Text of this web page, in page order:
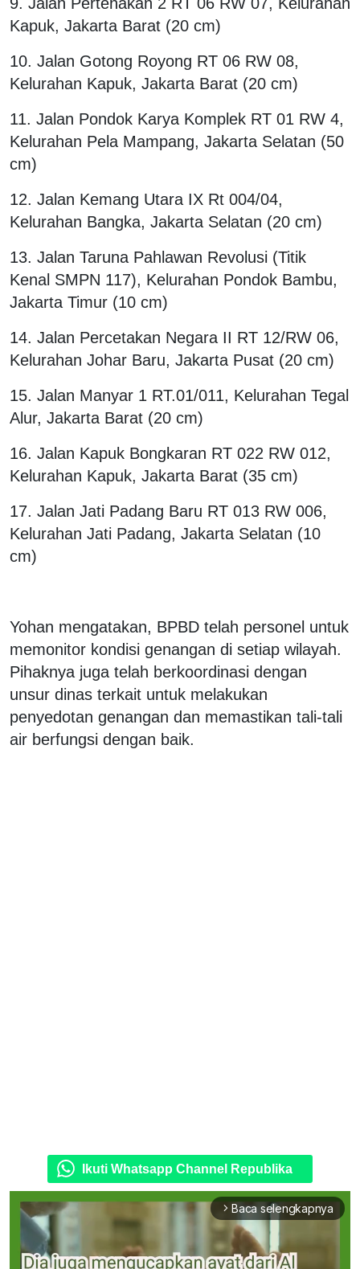
Kapuk, Jakarta Barat (20 cm)
10. Jalan Gotong Royong RT 06 RW 08,
Kelurahan Kapuk, Jakarta Barat (20 cm)
11. Jalan Pondok Karya Komplek RT 01 RW 4,
Kelurahan Pela Mampang, Jakarta Selatan (50
cm)
12. Jalan Kemang Utara IX Rt 004/04,
Kelurahan Bangka, Jakarta Selatan (20 cm)
13. Jalan Taruna Pahlawan Revolusi (Titik
Kenal SMPN 117), Kelurahan Pondok Bambu,
Jakarta Timur (10 cm)
14. Jalan Percetakan Negara II RT 12/RW 06,
Kelurahan Johar Baru, Jakarta Pusat (20 cm)
15. Jalan Manyar 1 RT.01/011, Kelurahan Tegal
Alur, Jakarta Barat (20 cm)
16. Jalan Kapuk Bongkaran RT 022 RW 012,
Kelurahan Kapuk, Jakarta Barat (35 cm)
17. Jalan Jati Padang Baru RT 013 RW 006,
Kelurahan Jati Padang, Jakarta Selatan (10
cm)
Yohan mengatakan, BPBD telah personel untuk
memonitor kondisi genangan di setiap wilayah.
Pihaknya juga telah berkoordinasi dengan
unsur dinas terkait untuk melakukan
penyedotan genangan dan memastikan tali-tali
air berfungsi dengan baik.
Ikuti Whatsapp Channel Republika
arrow_forward_ios Baca selengkapnya